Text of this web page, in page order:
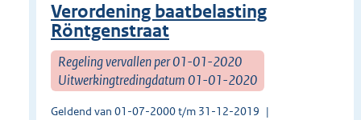
Verordening baatbelasting
Röntgenstraat
Regeling vervallen per 01-01-2020
Uitwerkingtredingdatum 01-01-2020
Geldend van 01-07-2000 t/m 31-12-2019